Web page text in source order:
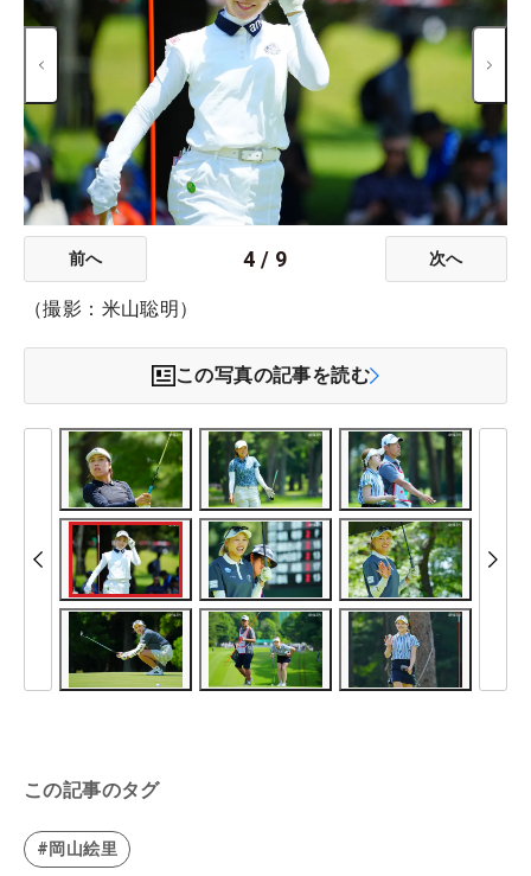
前へ 4 / 9 次へ
（撮影：米山聡明）
この写真の記事を読む
この記事のタグ
#岡山絵里